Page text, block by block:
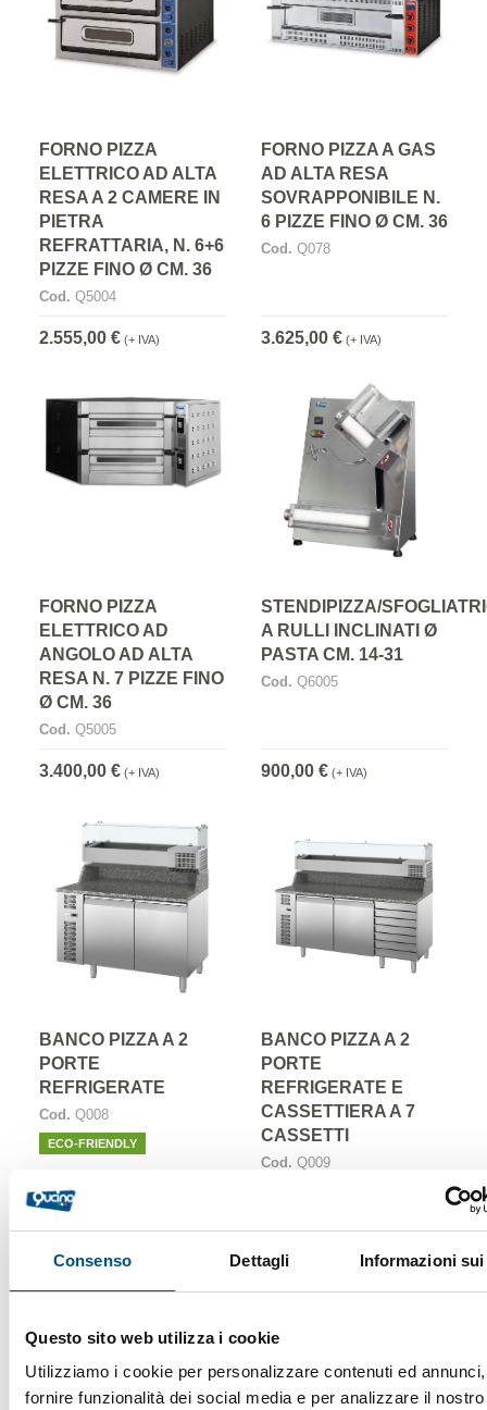
Consenso Dettagli Informazioni
Questo sito web utilizza i cookie
Utilizziamo i cookie per personalizzare contenuti ed
fornire funzionalità dei social media e per analizzare il nostro
FORNO PIZZA
ELETTRICO AD ALTA
RESA A 2 CAMERE IN
PIETRA
REFRATTARIA, N. 6+6
PIZZE FINO Ø CM. 36
Cod. Q5004
2.555,00 € (+ IVA)
FORNO PIZZA A GAS
AD ALTA RESA
SOVRAPPONIBILE N.
6 PIZZE FINO Ø CM. 36
Cod. Q078
3.625,00 € (+ IVA)
FORNO PIZZA
ELETTRICO AD
ANGOLO AD ALTA
RESA N. 7 PIZZE FINO
Ø CM. 36
Cod. Q5005
3.400,00 € (+ IVA)
STENDIPIZZA/
A RULLI INCLINATI Ø
PASTA CM. 14-31
Cod. Q6005
900,00 € (+ IVA)
BANCO PIZZA A 2
PORTE
REFRIGERATE
Cod. Q008
ECO-FRIENDLY
2.675,00 €(+ IVA)
BANCO PIZZA A 2
PORTE
REFRIGERATE E
CASSETTIERA A 7
CASSETTI
Cod. Q009
3.685,00 €(+ IVA)